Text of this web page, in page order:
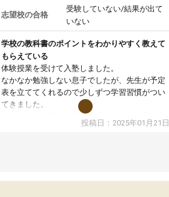
志望校の合格
受験していない/結果が出て
いない
学校の教科書のポイントをわかりやすく教えて
もらえている
体験授業を受けて入塾しました。
なかなか勉強しない息子でしたが、先生が予定
表を立ててくれるので少しずつ学習習慣がつい
てきました。
オンラインで週に一度の受講ですが、指導が無
い日も予定表に基づいて勉強したり、LINEでわ
投稿日：2025年01月21日